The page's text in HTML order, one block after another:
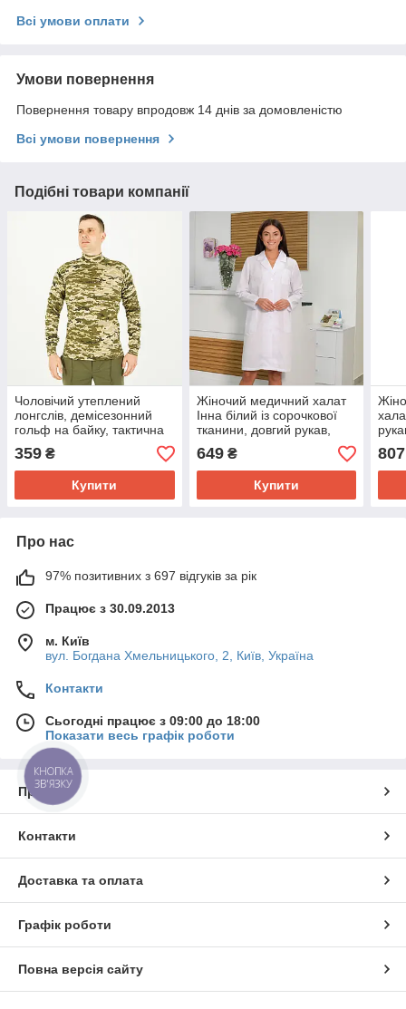
Всі умови оплати
Умови повернення
Повернення товару впродовж 14 днів за домовленістю
Всі умови повернення
Подібні товари компанії
Чоловічий утеплений
лонгслів, демісезонний
гольф на байку, тактична
водолазка,
46,48,50,52,54,56р-р
359 ₴
Купити
Жіночий медичний халат
Інна білий із сорочкової
тканини, довгий рукав,
розмір 46,48,50,52,54,56,
58 54
649₴
Купити
р
807
Про нас
97% позитивних з 697 відгуків за рік
Працює з 30.09.2013
м. Київ
вул. Богдана Хмельницького, 2, Київ, Україна
Контакти
Сьогодні працює з 09:00 до 18:00
Показати весь графік роботи
Про нас
Контакти
Доставка та оплата
Графік роботи
Повна версія сайту
КНОПКА
ЗВ'ЯЗКУ